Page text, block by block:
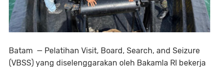
Batam — Pelatihan Visit, Board, Search, and Seizure
(VBSS) yang diselenggarakan oleh Bakamla RI bekerja